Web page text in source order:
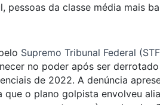
pessoas da classe média mais
Supremo Tribunal Federal
no poder após ser
de 2022. A denúncia
que o plano golpista envolveu